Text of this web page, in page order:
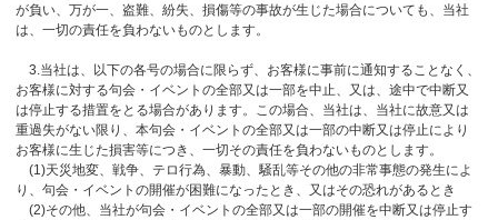
が負い、万が一、盗難、紛失、損傷等の事故が生じた場合についても、当社
は、一切の責任を負わないものとします。
3.当社は、以下の各号の場合に限らず、お客様に事前に通知することなく、
お客様に対する句会・イベントの全部又は一部を中止、又は、途中で中断又
は停止する措置をとる場合があります。この場合、当社は、当社に故意又は
重過失がない限り、本句会・イベントの全部又は一部の中断又は停止により
お客様に生じた損害等につき、一切その責任を負わないものとします。
(1)天災地変、戦争、テロ行為、暴動、騒乱等その他の非常事態の発生によ
り、句会・イベントの開催が困難になったとき、又はその恐れがあるとき
(2)その他、当社が句会・イベントの全部又は一部の開催を中断又は停止す